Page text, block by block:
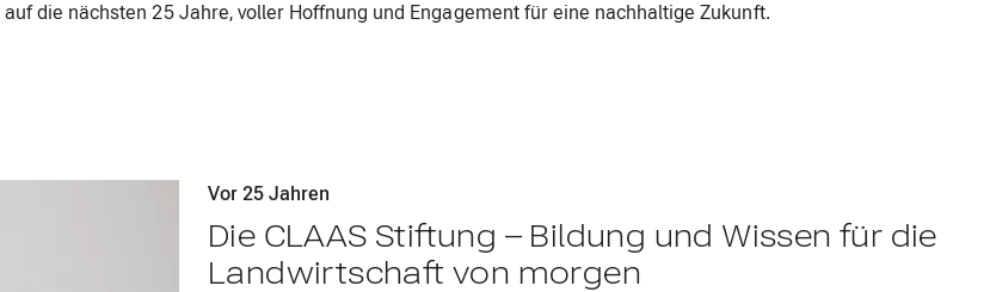
die nächsten 25 Jahre, voller Hoffnung und Engagement für eine nachhaltige Zukunft.
Vor 25 Jahren
Die CLAAS Stiftung – Bildung und Wissen für die
Landwirtschaft von morgen